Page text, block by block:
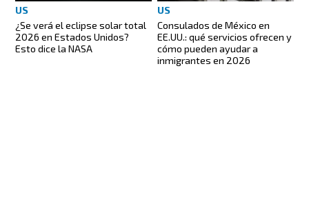
US
¿Se verá el eclipse solar total
2026 en Estados Unidos?
Esto dice la NASA
US
Consulados de México en
EE.UU.: qué servicios ofrecen y
cómo pueden ayudar a
inmigrantes en 2026